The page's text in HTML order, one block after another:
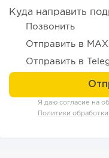
Куда направить
Позвонить
Отправить в MAX
Отправить в
Я даю согласие на
Политики